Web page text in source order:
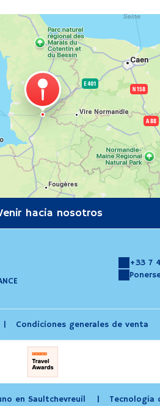
hacia nosotros
+33 7
| Condiciones generales de venta
en Saultchevreuil | Tecnología